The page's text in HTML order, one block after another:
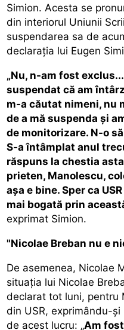
Simion. Acesta se
din interiorul Uniunii
suspendarea sa de
declaraţia lui Eugen
„Nu, n-am fost
suspendat că am
m-a căutat nimeni, nu
de a mă suspenda şi
de monitorizare. N-o
S-a întâmplat anul
răspuns la chestia
prieten, Manolescu,
aşa e bine. Sper ca
mai bogată prin
exprimat Simion.
"Nicolae Breban nu e
De asemenea, Nicolae
situaţia lui Nicolae
declarat tot luni, pentru
din USR, exprimându-
de acest lucru: „Am